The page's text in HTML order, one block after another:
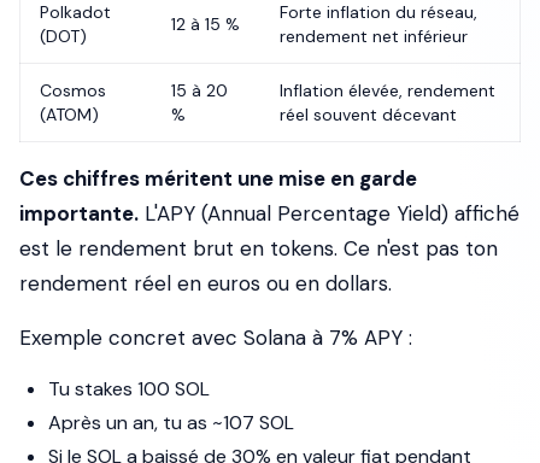
Polkadot
(DOT)
12 à 15 %
Forte inflation du réseau,
rendement net inférieur
Cosmos
(ATOM)
15 à 20
%
Inflation élevée, rendement
réel souvent décevant
Ces chiffres méritent une mise en garde
importante. L'APY (Annual Percentage Yield) affiché
est le rendement brut en tokens. Ce n'est pas ton
rendement réel en euros ou en dollars.
Exemple concret avec Solana à 7% APY :
Tu stakes 100 SOL
Après un an, tu as ~107 SOL
Si le SOL a baissé de 30% en valeur fiat pendant